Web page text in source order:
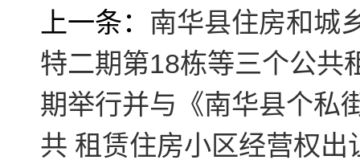
上一条： 南华县住房和城
特二期第18栋等三个公共
期举行并与《南华县个私
共 租赁住房小区经营权